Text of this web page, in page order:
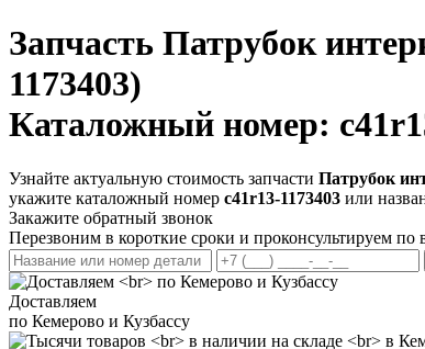
Запчасть Патрубок
1173403)
Каталожный номер:
Узнайте актуальную стоимость запчасти Патрубок
укажите каталожный номер c41r13-1173403 или
Закажите обратный звонок
Перезвоним в короткие сроки и проконсультируем по
Доставляем
по Кемерово и Кузбассу